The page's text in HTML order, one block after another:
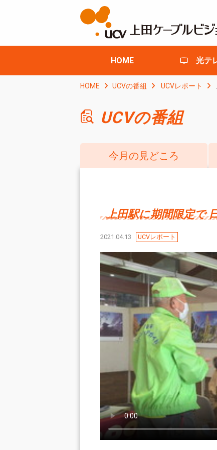
HOME 光テ
HOME UCVの番組 UCVレポート
UCVの番組
今月の見どころ
上田駅に期間限定で
2021.04.13 UCVレポート